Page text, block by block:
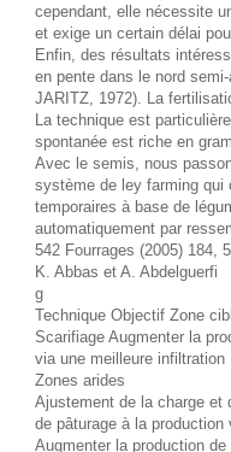
cependant, elle nécessite
et exige un certain délai
Enfin, des résultats
en pente dans le nord
JARITZ, 1972). La
La technique est
spontanée est riche en
Avec le semis, nous
système de ley farming qui
temporaires à base de
automatiquement par
542 Fourrages (2005) 184,
K. Abbas et A. Abdelguerfi
g
Technique Objectif Zone
Scarifiage Augmenter la
via une meilleure infiltration
Zones arides
Ajustement de la charge et
de pâturage à la production
Augmenter la production